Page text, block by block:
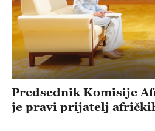
Predsednik Komisije
je pravi prijatelj